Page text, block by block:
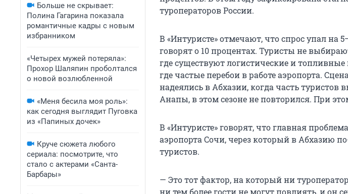
Больше не скрывает:
Полина Гагарина показала
романтичные кадры с новым
избранником
«Четырех мужей потеряла»:
Прохор Шаляпин проболтался
о новой возлюбленной
«Меня бесила моя роль»:
как сегодня выглядит Пуговка
из «Папиных дочек»
Круче сюжета любого
сериала: посмотрите, что
стало с актерами «Санта-
Барбары»
туроператоров России.
В «Интуристе» отмечают, что спрос упал на
говорят о 10 процентах. Туристы не
где существуют логистические и
где частые перебои в работе аэропорта.
надеялись в Абхазии, когда часть туристов
Анапы, в этом сезоне не повторился. При
В «Интуристе» говорят, что главная
аэропорта Сочи, через который в Абхазию
туристов.
— Это тот фактор, на который ни
ни тем более гости не могут повлиять, и он